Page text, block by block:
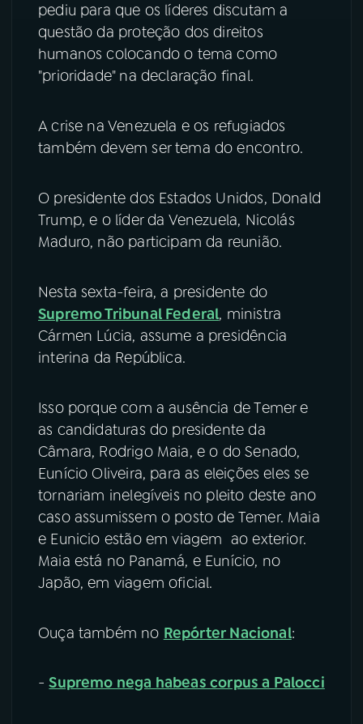
pediu para que os líderes discutam a
questão da proteção dos direitos
humanos colocando o tema como
"prioridade" na declaração final.
A crise na Venezuela e os refugiados
também devem ser tema do encontro.
O presidente dos Estados Unidos, Donald
Trump, e o líder da Venezuela, Nicolás
Maduro, não participam da reunião.
Nesta sexta-feira, a presidente do
Supremo Tribunal Federal, ministra
Cármen Lúcia, assume a presidência
interina da República.
Isso porque com a ausência de Temer e
as candidaturas do presidente da
Câmara, Rodrigo Maia, e o do Senado,
Eunício Oliveira, para as eleições eles se
tornariam inelegíveis no pleito deste ano
caso assumissem o posto de Temer. Maia
e Eunicio estão em viagem ao exterior.
Maia está no Panamá, e Eunício, no
Japão, em viagem oficial.
Ouça também no Repórter Nacional:
-Supremo nega habeas corpus a Palocci